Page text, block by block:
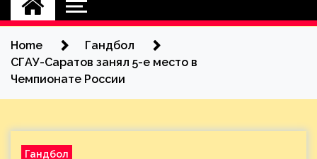
Home
Гандбол
СГАУ-Саратов занял 5-е место в
Чемпионате России
Гандбол